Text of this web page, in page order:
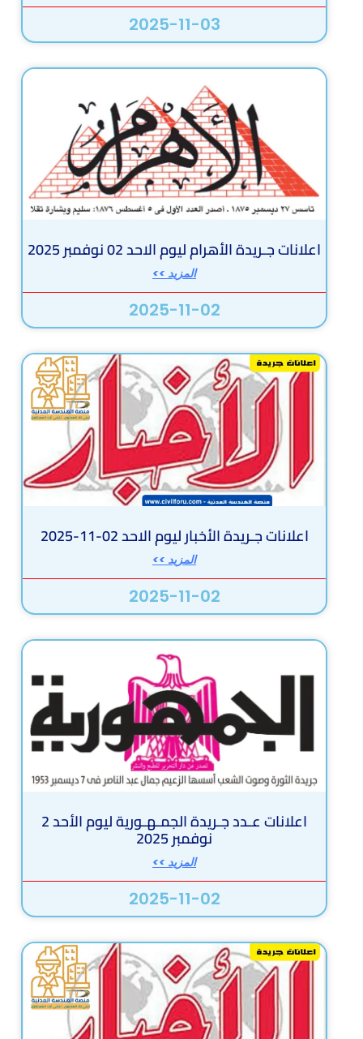
2025-11-03
اعلانات جـريدة الأهرام ليوم الاحد 02 نوفمبر 2025
المزيد >>
2025-11-02
اعلانات جـريدة الأخبار ليوم الاحد 02-11-2025
المزيد >>
2025-11-02
اعلانات عـدد جـريدة الجمـهـورية ليوم الأحد 2
نوفمبر 2025
المزيد >>
2025-11-02